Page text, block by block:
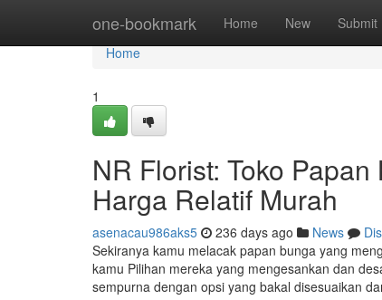
one-bookmark Home New Submit
Home
Home
1
NR Florist: Toko
Harga Relatif Murah
asenacau986aks5 236 days ago News
Sekiranya kamu melacak papan bunga yang
kamu Pilihan mereka yang mengesankan dan
sempurna dengan opsi yang bakal disesuaikan